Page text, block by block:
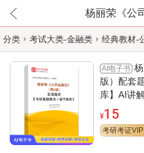
杨丽荣《公
分类 考试大类-金融类 经典教材-
AI电子书
版）配套
库】AI讲
¥15
考研考证VIP